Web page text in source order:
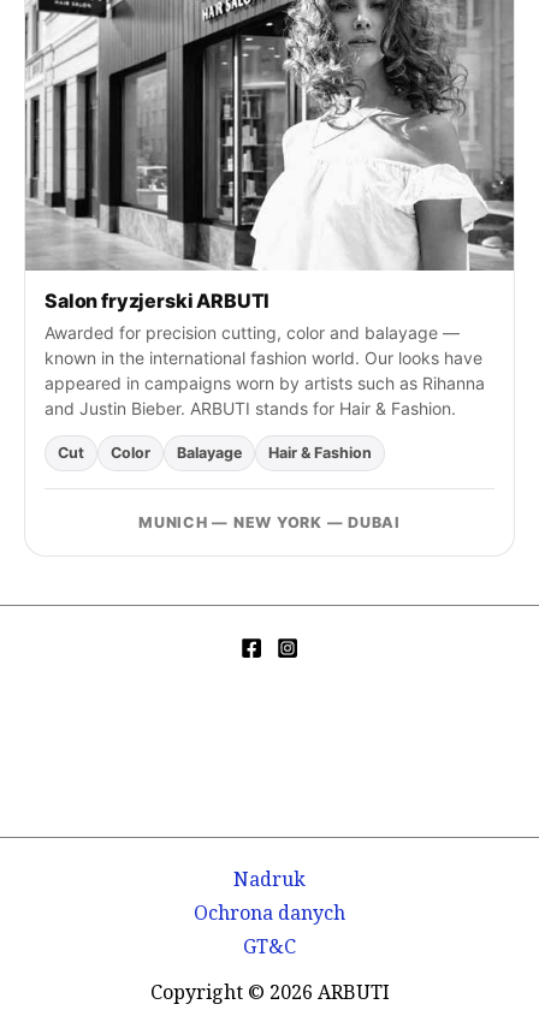
f
o
r
:
Salon fryzjerski ARBUTI
Awarded for precision cutting, color and balayage —
known in the international fashion world. Our looks have
appeared in campaigns worn by artists such as Rihanna
and Justin Bieber. ARBUTI stands for Hair & Fashion.
Cut Color Balayage Hair & Fashion
MUNICH — NEW YORK — DUBAI
Nadruk
Ochrona danych
GT&C
Copyright © 2026 ARBUTI